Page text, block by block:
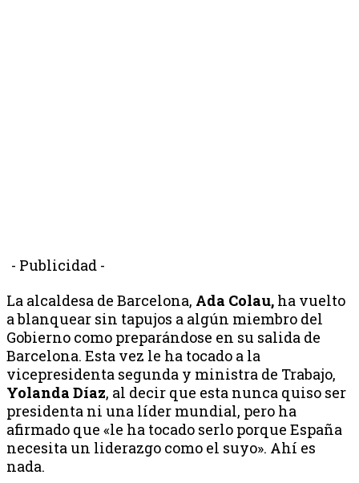
- Publicidad -
La alcaldesa de Barcelona, Ada Colau, ha vuelto
a blanquear sin tapujos a algún miembro del
Gobierno como preparándose en su salida de
Barcelona. Esta vez le ha tocado a la
vicepresidenta segunda y ministra de Trabajo,
Yolanda Díaz, al decir que esta nunca quiso ser
presidenta ni una líder mundial, pero ha
afirmado que «le ha tocado serlo porque España
necesita un liderazgo como el suyo». Ahí es
nada.